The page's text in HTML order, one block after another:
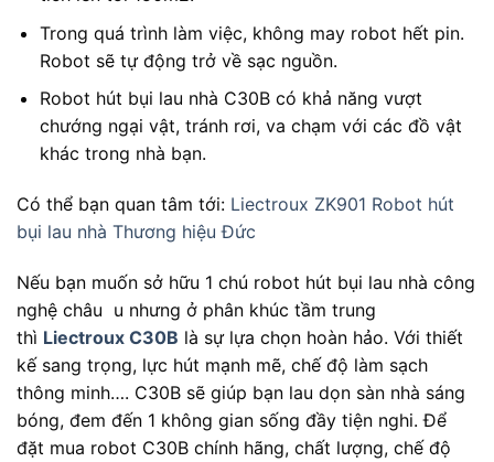
Trong quá trình làm việc, không may robot hết pin.
Robot sẽ tự động trở về sạc nguồn.
Robot hút bụi lau nhà C30B có khả năng vượt
chướng ngại vật, tránh rơi, va chạm với các đồ vật
khác trong nhà bạn.
Có thể bạn quan tâm tới: Liectroux ZK901 Robot hút
bụi lau nhà Thương hiệu Đức
Nếu bạn muốn sở hữu 1 chú robot hút bụi lau nhà công
nghệ châu u nhưng ở phân khúc tầm trung
thì Liectroux C30B là sự lựa chọn hoàn hảo. Với thiết
kế sang trọng, lực hút mạnh mẽ, chế độ làm sạch
thông minh…. C30B sẽ giúp bạn lau dọn sàn nhà sáng
bóng, đem đến 1 không gian sống đầy tiện nghi. Để
đặt mua robot C30B chính hãng, chất lượng, chế độ